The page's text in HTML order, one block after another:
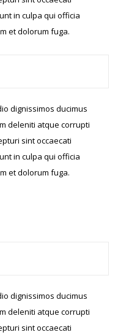
in culpa qui officia
et dolorum fuga.
dignissimos ducimus
deleniti atque corrupti
sint occaecati
in culpa qui officia
et dolorum fuga.
dignissimos ducimus
deleniti atque corrupti
sint occaecati